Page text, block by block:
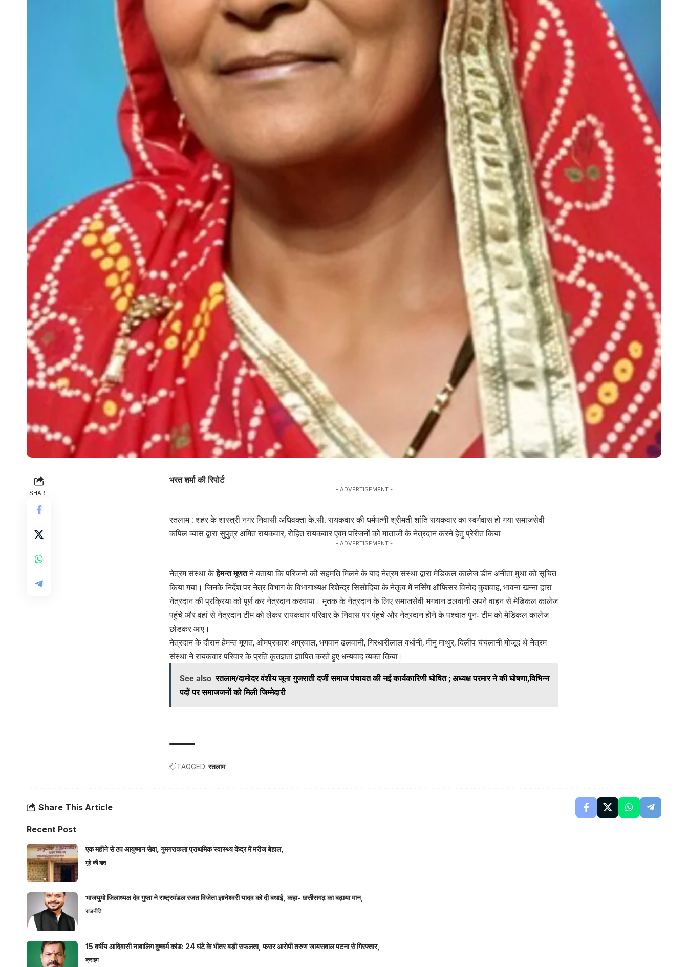
SHARE
भरत शर्मा की रिपोर्ट
- ADVERTISEMENT -
रतलाम : शहर के शास्त्री नगर निवासी अधिवक्ता के.सी. रायकवार की धर्मपत्नी श्रीमती शांति रायकवार का स्वर्गवास हो गया समाजसेवी
कपिल व्यास द्वारा सुपुत्र अमित रायकवार, रोहित रायकवार एवम परिजनों को माताजी के नेत्रदान करने हेतु प्रेरीत किया
- ADVERTISEMENT -
नेत्रम संस्था केहेमन्त मूणतने बताया कि परिजनों की सहमति मिलने के बाद नेत्रम संस्था द्वारा मेडिकल कालेज डीन अनीता मुथा को सूचित
किया गया। जिनके निर्देश पर नेत्र विभाग के विभागाध्यक्ष रिशेन्द्र सिसोदिया के नेतृत्व में नर्सिंग ऑफिसर विनोद कुशवाह, भावना खन्ना द्वारा
नेत्रदान की प्रक्रिया को पूर्ण कर नेत्रदान करवाया। मृतक के नेत्रदान के लिए समाजसेवी भगवान ढलवानी अपने वाहन से मेडिकल कालेज
पहुंचे और वहां से नेत्रदान टीम को लेकर रायकवार परिवार के निवास पर पंहुचे और नेत्रदान होने के पश्चात पुनः टीम को मेडिकल कालेज
छोडकर आए।
नेत्रदान के दौरान हेमन्त मूणत, ओमप्रकाश अग्रवाल, भगवान ढलवानी, गिरधारीलाल वर्धानी, मीनु माथुर, दिलीप चंचलानी मोजूद थे नेत्रम
संस्था ने रायकवार परिवार के प्रति कृतज्ञता ज्ञापित करते हुए धन्यवाद व्यक्त किया।
See also रतलाम/दामोदर वंशीय जूना गुजराती दर्जी समाज पंचायत की नई कार्यकारिणी घोषित ; अध्यक्ष परमार ने की घोषणा,विभिन्न
पदों पर समाजजनों को मिली जिम्मेदारी
TAGGED: रतलाम
Share This Article
Recent Post
एक महीने से ठप आयुष्मान सेवा, गुमगराकला प्राथमिक स्वास्थ्य केंद्र में मरीज बेहाल,
मुद्दे की बात
भाजयुमो जिलाध्यक्ष देव गुप्ता ने राष्ट्रमंडल रजत विजेता ज्ञानेश्वरी यादव को दी बधाई, कहा- छत्तीसगढ़ का बढ़ाया मान,
राजनीति
15 वर्षीय आदिवासी नाबालिग दुष्कर्म कांड: 24 घंटे के भीतर बड़ी सफलता, फरार आरोपी तरुण जायसवाल पटना से गिरफ्तार,
क्राइम